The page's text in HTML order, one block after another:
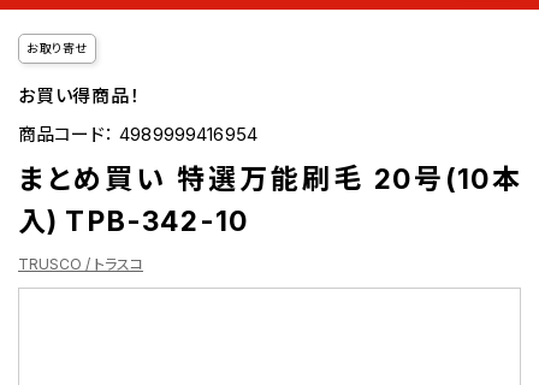
お取り寄せ
お買い得商品！
商品コード：4989999416954
まとめ買い 特選万能刷毛 20号(10本
入) TPB-342-10
TRUSCO / トラスコ